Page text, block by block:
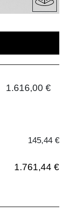
1.616,00 €
145,44 €
1.761,44 €